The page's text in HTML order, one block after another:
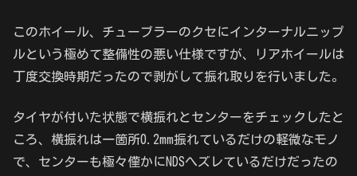
このホイール、チューブラーのクセにインターナルニップ
ルという極めて整備性の悪い仕様ですが、リアホイールは
丁度交換時期だったので剥がして振れ取りを行いました。
タイヤが付いた状態で横振れとセンターをチェックしたと
ころ、横振れは一箇所0.2mm振れているだけの軽微なモノ
で、センターも極々僅かにNDSへズレているだけだったの